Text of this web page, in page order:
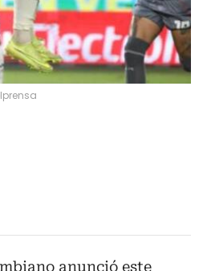
anunció este